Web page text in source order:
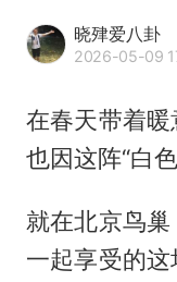
晓肂爱八卦
2026-05-09
在春天带着
也因这阵“白
就在北京鸟
一起享受的